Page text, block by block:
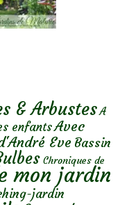
& Arbustes A
enfantsAvec
Eve Bassin
Chroniques de
mon jardin
jardin